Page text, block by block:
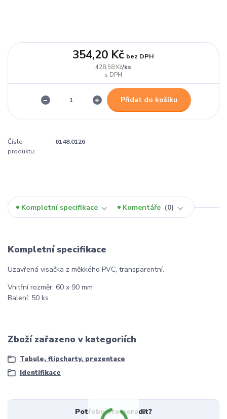
428,58 Kč/ks
354,20 Kč bez DPH
Přidat do košíku
Číslo
produktu:
6148.0126
Kompletní specifikace Komentáře 0
Kompletní specifikace
Uzavřená visačka z měkkého PVC, transparentní.
Vnitřní rozměr: 60 x 90 mm
Balení: 50 ks
Zboží zařazeno v kategoriích
Tabule, flipcharty, prezentace
Identifikace
Potřebujete poradit?